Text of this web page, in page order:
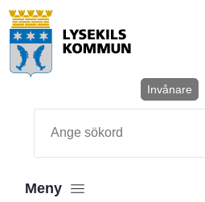
Invånare
Meny